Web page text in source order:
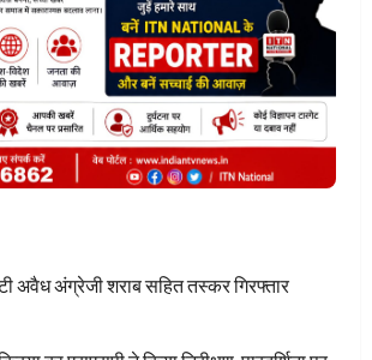
अवैध अंग्रेजी शराब सहित तस्कर गिरफ्तार